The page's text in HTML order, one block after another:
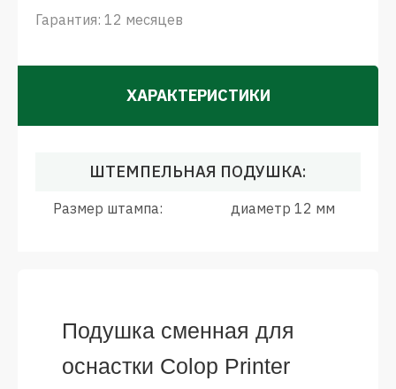
Гарантия: 12 месяцев
ХАРАКТЕРИСТИКИ
ШТЕМПЕЛЬНАЯ ПОДУШКА:
Размер штампа: диаметр 12 мм
Подушка сменная для
оснастки Colop Printer